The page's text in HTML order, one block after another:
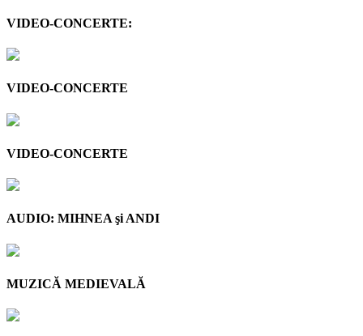
VIDEO-CONCERTE:
VIDEO-CONCERTE
VIDEO-CONCERTE
AUDIO: MIHNEA şi ANDI
MUZICĂ MEDIEVALĂ